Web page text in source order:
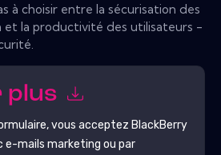
à choisir entre la sécurisation des
et la productivité des utilisateurs -
plus
vous acceptez BlackBerry
mails marketing ou par